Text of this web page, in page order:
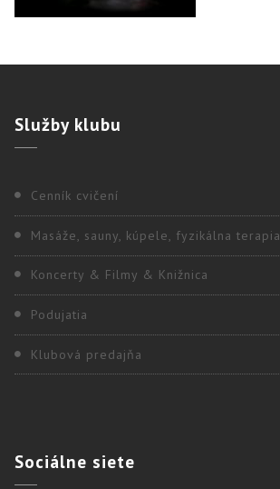
Službyklubu
Cenník cvičení
Masáže, sauny, kúpele, fyzikálna terapia
Koncerty & Filmy & Knižnica
Podujatia
Klubová predajňa
Sociálne siete